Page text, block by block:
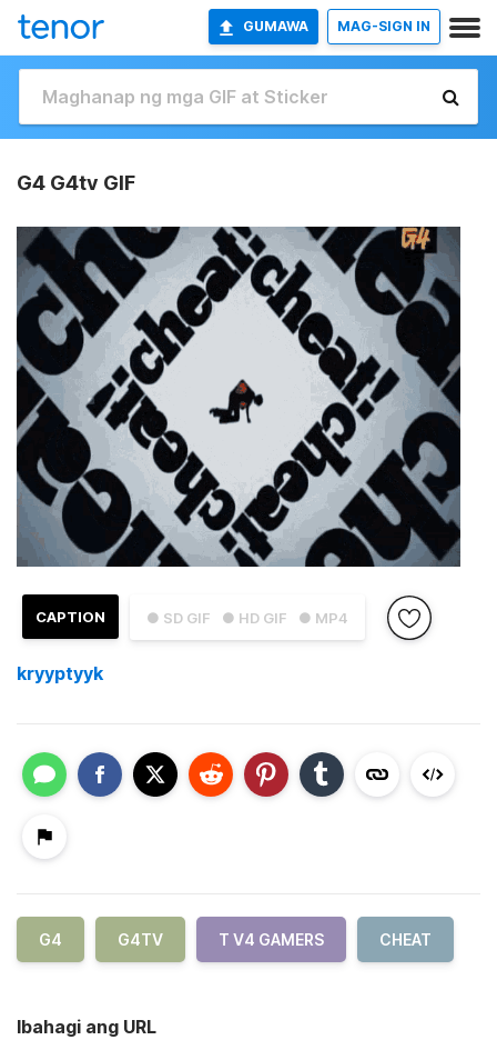
GUMAWA MAG-SIGN IN
G4 G4tv GIF
● SD GIF ● HD GIF ● MP4
CAPTION
kryyptyyk
G4 G4TV T V4 GAMERS CHEAT
Ibahagi ang URL